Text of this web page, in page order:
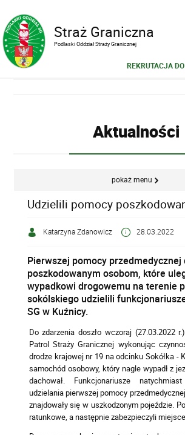
Straż Graniczna
Podlaski Oddział Straży Granicznej
REKRUTACJA
Aktualności
pokaż menu
Udzielili pomocy
Katarzyna Zdanowicz 28.03.2022
Pierwszej pomocy przedmedycznej
poszkodowanym osobom, które
wypadkowi drogowemu na terenie
sokólskiego udzielili
SG w Kuźnicy.
Do zdarzenia doszło wczoraj (27.03.2022
Patrol Straży Granicznej wykonując
drodze krajowej nr 19 na odcinku Sokółka -
samochód osobowy, który nagle wypadł z
dachował. Funkcjonariusze
udzielania pierwszej pomocy
znajdowały się w uszkodzonym pojeździe.
ratunkowe, a następnie zabezpieczyli